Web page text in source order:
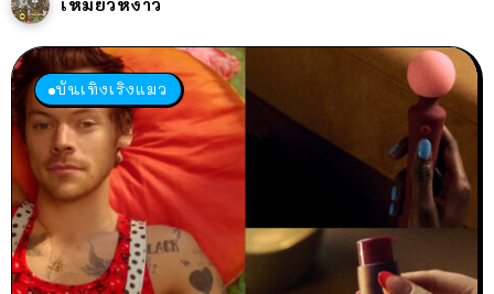
บันเทิงเริงแมว